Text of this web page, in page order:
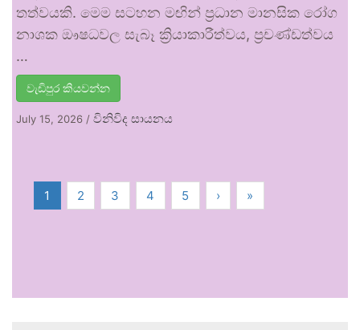
තත්වයකි. මෙම සටහන මඟින් ප්‍රධාන මානසික රෝග
නාශක ඖෂධවල සැබෑ ක්‍රියාකාරීත්වය, ප්‍රචණ්ඩත්වය
…
වැඩිපුර කියවන්න
July 15, 2026 / විනිවිද සායනය
1 2 3 4 5 › »